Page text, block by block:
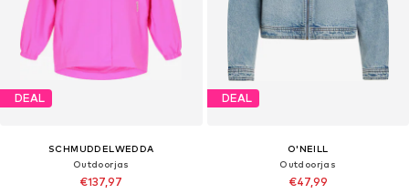
DEAL
SCHMUDDELWEDDA
Outdoorjas
€137,97
DEAL
O'NEILL
Outdoorjas
€47,99